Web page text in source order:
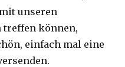
unseren
treffen können,
einfach mal eine